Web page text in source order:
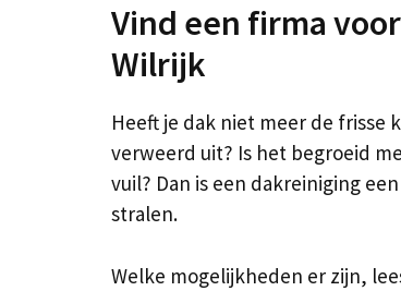
Vind een firma
Wilrijk
Heeft je dak niet meer de frisse
verweerd uit? Is het begroeid
vuil? Dan is een dakreiniging
stralen.
Welke mogelijkheden er zijn,